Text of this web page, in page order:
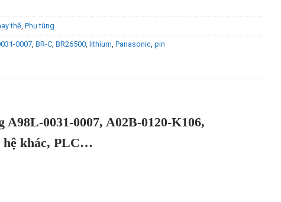
thế, Phụ tùng
0007, BR-C, BR26500, lithium Panasonic, pin
0031-0007, A02B-0120-K106,
hệ khác, PLC…